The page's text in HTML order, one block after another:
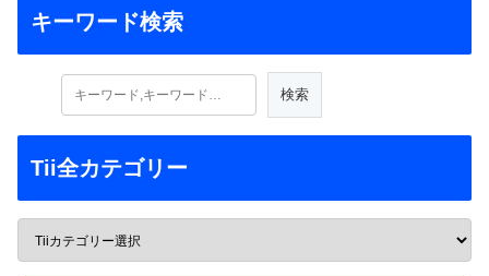
キーワード検索
Tii全カテゴリー